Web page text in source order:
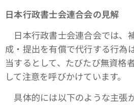
日本行政書士会連合会の見解
日本行政書士会連合会では、
成・提出を有償で代行する行為
当するとして、たびたび無資格
して注意を呼びかけています。
具体的には以下のような主張